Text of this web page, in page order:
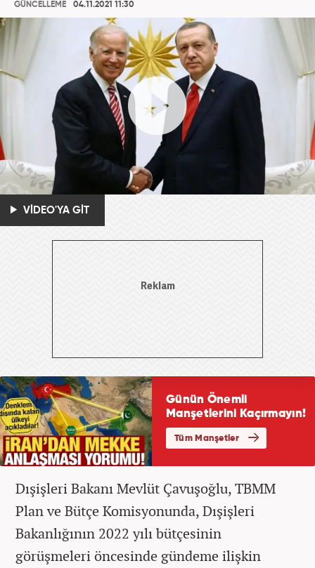
GÜNCELLEME
04.11.2021 11:30
VİDEO'YA GİT
Dışişleri Bakanı Mevlüt Çavuşoğlu, TBMM
Plan ve Bütçe Komisyonunda, Dışişleri
Bakanlığının 2022 yılı bütçesinin
görüşmeleri öncesinde gündeme ilişkin